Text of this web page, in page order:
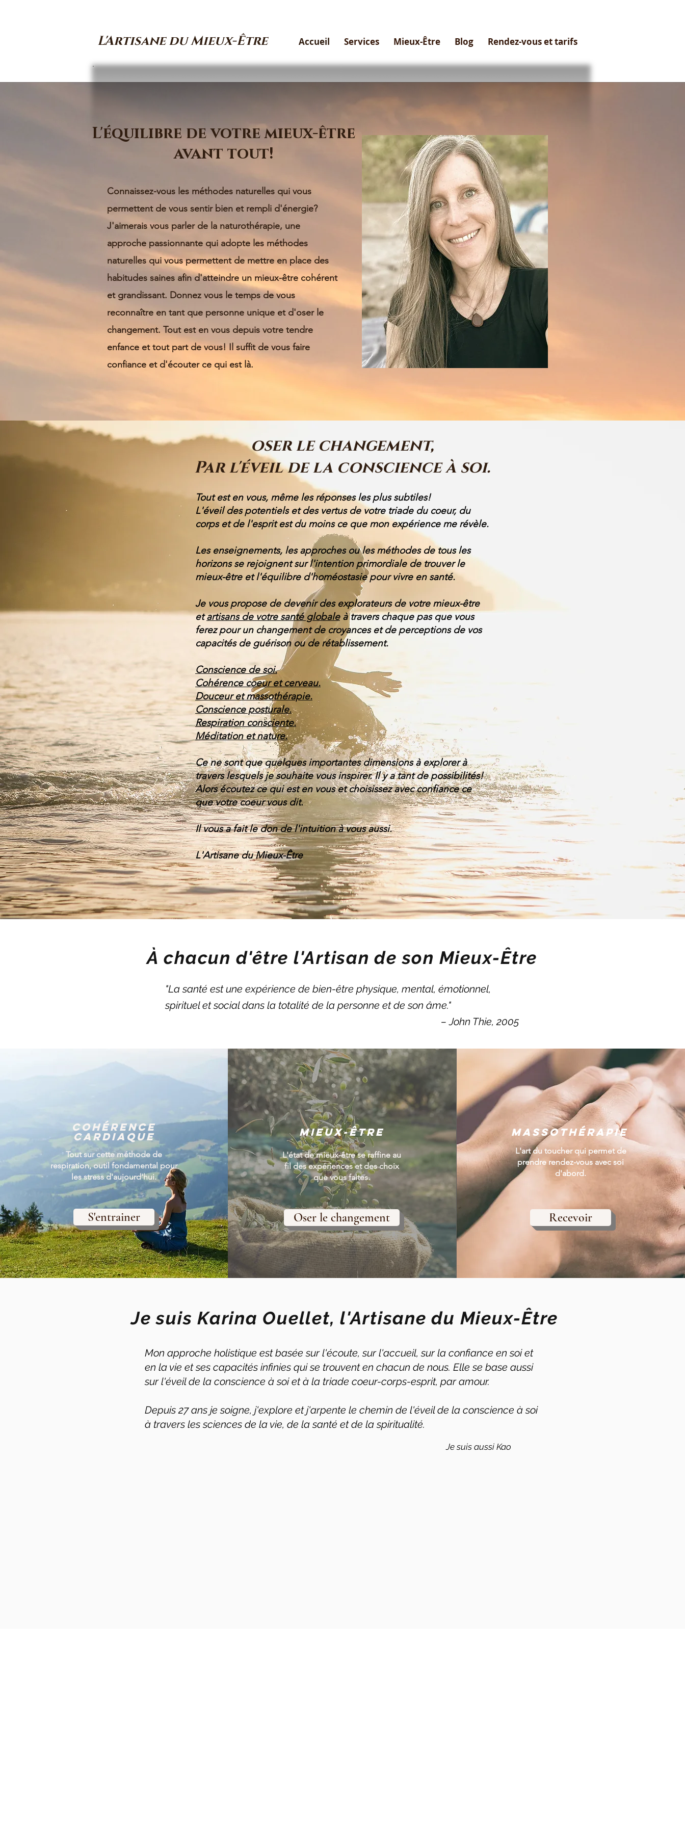
L'Artisane du Mieux-Être Accueil Services Mieux-Être Blog Rendez-vous et tarifs
L'équilibre de votre mieux-être
avant tout!
Connaissez-vous les méthodes naturelles qui vous
permettent de vous sentir bien et rempli d'énergie?
J'aimerais vous parler de la naturothérapie, une
approche passionnante qui adopte les méthodes
naturelles qui vous permettent de mettre en place des
habitudes saines afin d'atteindre un mieux-être cohérent
et grandissant. Donnez vous le temps de vous
reconnaître en tant que personne unique et d'oser le
changement. Tout est en vous depuis votre tendre
enfance et tout part de vous! Il suffit de vous faire
confiance et d'écouter ce qui est là.
oser le changement,
Par l'éveil de la conscience à soi.
Tout est en vous, même les réponses les plus subtiles!
L'éveil des potentiels et des vertus de votre triade du coeur, du
corps et de l'esprit est du moins ce que mon expérience me révèle.
Les enseignements, les approches ou les méthodes de tous les
horizons se rejoignent sur l'intention primordiale de trouver le
mieux-être et l'équilibre d'homéostasie pour vivre en santé.
Je vous propose de devenir des explorateurs de votre mieux-être
etartisans de votre santé globaleà travers chaque pas que vous
ferez pour un changement de croyances et de perceptions de vos
capacités de guérison ou de rétablissement.
Conscience de soi.
Cohérence coeur et cerveau.
Douceur et massothérapie.
Conscience posturale.
Respiration consciente.
Méditation et nature.
Ce ne sont que quelques importantes dimensions à explorer à
travers lesquels je souhaite vous inspirer. Il y a tant de possibilités!
Alors écoutez ce qui est en vous et choisissez avec confiance ce
que votre coeur vous dit.
Il vous a fait le don de l'intuition à vous aussi.
L'Artisane du Mieux-Être
À chacun d'être l'Artisan de son Mieux-Être
"La santé est une expérience de bien-être physique, mental, émotionnel,
spirituel et social dans la totalité de la personne et de son âme."
– John Thie, 2005
Cohérence
cardiaque
Tout sur cette méthode de
respiration, outil fondamental pour
les stress d'aujourd'hui.
S'entrainer
Mieux-Être
L'état de mieux-être se raffine au
fil des expériences et des choix
que vous faites.
Oser le changement
Massothérapie
L'art du toucher qui permet de
prendre rendez-vous avec soi
d'abord.
Recevoir
Je suis Karina Ouellet, l'Artisane du Mieux-Être
Mon approche holistique est basée sur l'écoute, sur l'accueil, sur la confiance en soi et
en la vie et ses capacités infinies qui se trouvent en chacun de nous. Elle se base aussi
sur l'éveil de la conscience à soi et à la triade coeur-corps-esprit, par amour.
Depuis 27 ans je soigne, j'explore et j'arpente le chemin de l'éveil de la conscience à soi
à travers les sciences de la vie, de la santé et de la spiritualité.
Je suis aussi Kao